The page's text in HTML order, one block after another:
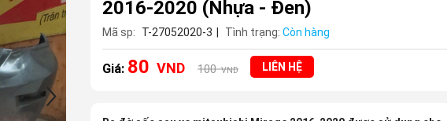
2016-2020 (Nhựa - Đen)
Mã sp: T-27052020-3 Tình trạng: Còn hàng
Giá: 80 VND 100 VND LIÊN HỆ